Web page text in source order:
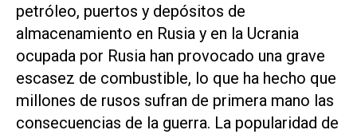
petróleo, puertos y depósitos de
almacenamiento en Rusia y en la Ucrania
ocupada por Rusia ‌han provocado una grave
escasez de combustible, lo que ha hecho que
millones de rusos sufran de primera mano las
consecuencias de la guerra. La popularidad de